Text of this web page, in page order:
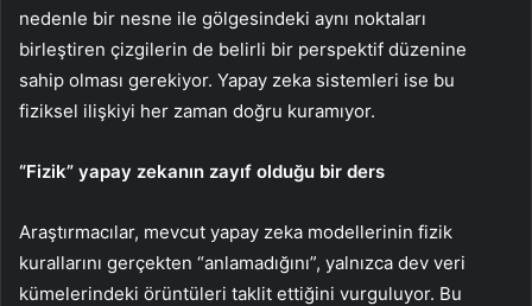
nedenle bir nesne ile gölgesindeki aynı noktaları
birleştiren çizgilerin de belirli bir perspektif düzenine
sahip olması gerekiyor. Yapay zeka sistemleri ise bu
fiziksel ilişkiyi her zaman doğru kuramıyor.
“Fizik” yapay zekanın zayıf olduğu bir ders
Araştırmacılar, mevcut yapay zeka modellerinin fizik
kurallarını gerçekten “anlamadığını”, yalnızca dev veri
kümelerindeki örüntüleri taklit ettiğini vurguluyor. Bu